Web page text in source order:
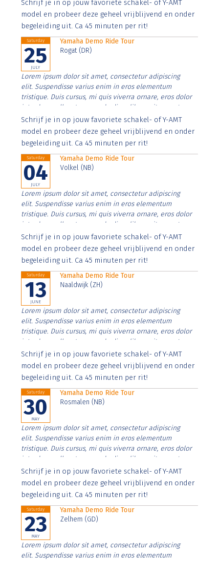
imperdiet. Nunc ut sem vitae risus tristique posuere.
Schrijf je in op jouw favoriete schakel- of Y-AMT
model en probeer deze geheel vrijblijvend en onder
begeleiding uit. Ca 45 minuten per rit!
Saturday
25
JULY
Yamaha Demo Ride Tour
Rogat (DR)
Lorem ipsum dolor sit amet, consectetur adipiscing
elit. Suspendisse varius enim in eros elementum
tristique. Duis cursus, mi quis viverra ornare, eros dolor
interdum nulla, ut commodo diam libero vitae erat.
Aenean faucibus nibh et justo cursus id rutrum lorem
imperdiet. Nunc ut sem vitae risus tristique posuere.
Schrijf je in op jouw favoriete schakel- of Y-AMT
model en probeer deze geheel vrijblijvend en onder
begeleiding uit. Ca 45 minuten per rit!
Saturday
04
JULY
Yamaha Demo Ride Tour
Volkel (NB)
Lorem ipsum dolor sit amet, consectetur adipiscing
elit. Suspendisse varius enim in eros elementum
tristique. Duis cursus, mi quis viverra ornare, eros dolor
interdum nulla, ut commodo diam libero vitae erat.
Aenean faucibus nibh et justo cursus id rutrum lorem
imperdiet. Nunc ut sem vitae risus tristique posuere.
Schrijf je in op jouw favoriete schakel- of Y-AMT
model en probeer deze geheel vrijblijvend en onder
begeleiding uit. Ca 45 minuten per rit!
Saturday
13
JUNE
Yamaha Demo Ride Tour
Naaldwijk (ZH)
Lorem ipsum dolor sit amet, consectetur adipiscing
elit. Suspendisse varius enim in eros elementum
tristique. Duis cursus, mi quis viverra ornare, eros dolor
interdum nulla, ut commodo diam libero vitae erat.
Aenean faucibus nibh et justo cursus id rutrum lorem
imperdiet. Nunc ut sem vitae risus tristique posuere.
Schrijf je in op jouw favoriete schakel- of Y-AMT
model en probeer deze geheel vrijblijvend en onder
begeleiding uit. Ca 45 minuten per rit!
Saturday
30
MAY
Yamaha Demo Ride Tour
Rosmalen (NB)
Lorem ipsum dolor sit amet, consectetur adipiscing
elit. Suspendisse varius enim in eros elementum
tristique. Duis cursus, mi quis viverra ornare, eros dolor
interdum nulla, ut commodo diam libero vitae erat.
Aenean faucibus nibh et justo cursus id rutrum lorem
imperdiet. Nunc ut sem vitae risus tristique posuere.
Schrijf je in op jouw favoriete schakel- of Y-AMT
model en probeer deze geheel vrijblijvend en onder
begeleiding uit. Ca 45 minuten per rit!
Saturday
23
MAY
Yamaha Demo Ride Tour
Zelhem (GD)
Lorem ipsum dolor sit amet, consectetur adipiscing
elit. Suspendisse varius enim in eros elementum